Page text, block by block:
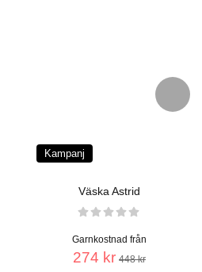
Kampanj
Väska Astrid
Garnkostnad från
274 kr 448 kr